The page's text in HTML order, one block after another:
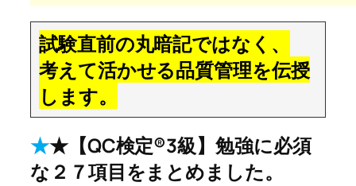
試験直前の丸暗記ではなく、
考えて活かせる品質管理を伝授
します。
★★【QC検定®3級】勉強に必須
な２７項目をまとめました。